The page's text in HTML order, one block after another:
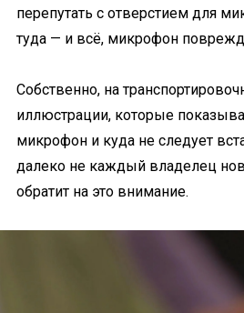
перепутать с отверстием для
туда — и всё, микрофон
Собственно, на
иллюстрации, которые
микрофон и куда не следует
далеко не каждый владелец
обратит на это внимание.